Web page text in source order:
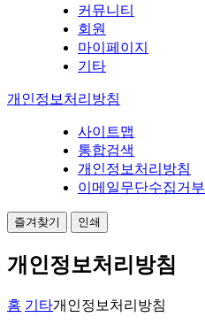
커뮤니티
회원
마이페이지
기타
개인정보처리방침
사이트맵
통합검색
개인정보처리방침
이메일무단수집거부
즐겨찾기 인쇄
개인정보처리방침
홈 기타개인정보처리방침